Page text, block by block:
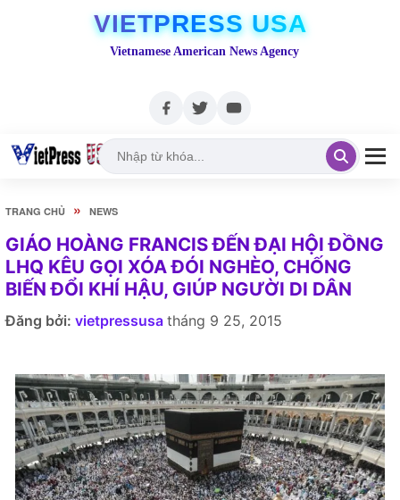
VIETPRESS USA
Vietnamese American News Agency
TRANG CHỦ » NEWS
GIÁO HOÀNG FRANCIS ĐẾN ĐẠI HỘI ĐỒNG
LHQ KÊU GỌI XÓA ĐÓI NGHÈO, CHỐNG
BIẾN ĐỔI KHÍ HẬU, GIÚP NGƯỜI DI DÂN
Đăng bởi: vietpressusa tháng 9 25, 2015